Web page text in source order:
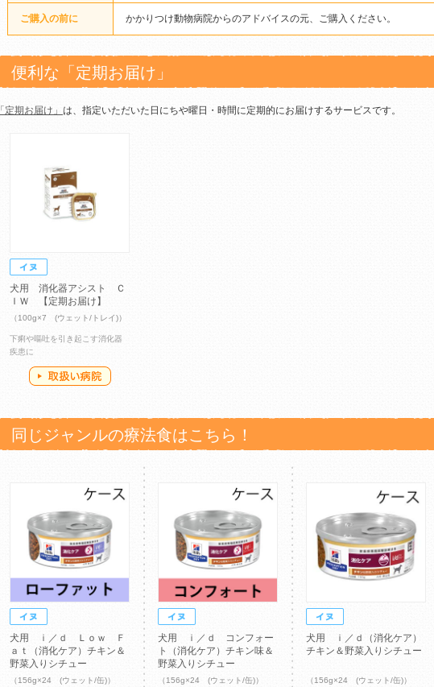
ご購入の前に かかりつけ動物病院からのアドバイスの元、ご購入ください。
便利な「定期お届け」
「定期お届け」 は、指定いただいた日にちや曜日・時間に定期的にお届けするサービスです。
犬用 消化器アシスト Ｃ
ＩＷ 【定期お届け】
（100g×7 (ウェット/トレイ)）
下痢や嘔吐を引き起こす消化器
疾患に
同じジャンルの療法食はこちら！
犬用 ｉ／ｄ Ｌｏｗ Ｆ
ａｔ（消化ケア）チキン＆
野菜入りシチュー
（156g×24 (ウェット/缶)）
犬用 ｉ／ｄ コンフォー
ト（消化ケア）チキン味＆
野菜入りシチュー
（156g×24 (ウェット/缶)）
犬用 ｉ／ｄ（消化ケア）
チキン＆野菜入りシチュー
（156g×24 (ウェット/缶)）